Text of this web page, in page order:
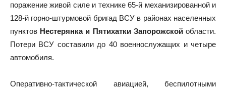
поражение живой силе и технике 65-й механизированной и
128-й горно-штурмовой бригад ВСУ в районах населенных
пунктов Нестерянка и Пятихатки Запорожскойобласти.
Потери ВСУ составили до 40 военнослужащих и четыре
автомобиля.
Оперативно-тактической авиацией, беспилотными